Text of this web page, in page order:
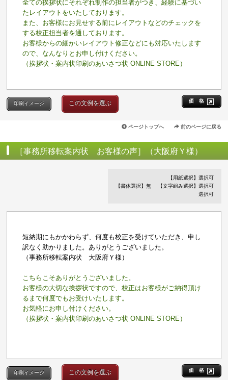
全ての挨拶状にそれぞれ制作の担当者がつき、経験に基づい
たレイアウトをいたしております。
また、お客様にお見せする前にレイアウトなどのチェックを
する校正担当者を通しております。
お客様からの細かいレイアウト修正などにも対応いたします
ので、なんなりとお申し付けください。
（挨拶状・案内状印刷のあいさつ状 ONLINE STORE）
価 格
印刷イメージ この文例を選ぶ
ページトップへ 前のページに戻る
［事務所移転案内状 お客様の声］（大阪府Ｙ様）
【用紙選択】選択可
【書体選択】無
【文字組み選択】選択可
選択可
短納期にもかかわらず、何度も校正を受けていただき、申し
訳なく助かりました。ありがとうございました。
（事務所移転案内状 大阪府Ｙ様）
こちらこそありがとうございました。
お客様の大切な挨拶状ですので、校正はお客様がご納得頂け
るまで何度でもお受けいたします。
お気軽にお申し付けください。
（挨拶状・案内状印刷のあいさつ状 ONLINE STORE）
価 格
印刷イメージ この文例を選ぶ